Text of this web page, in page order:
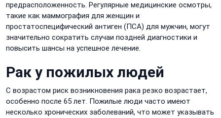
предрасположенность. Регулярные медицинские осмотры,
такие как маммография для женщин и
простатоспецифический антиген (ПСА) для мужчин, могут
значительно сократить случаи поздней диагностики и
повысить шансы на успешное лечение.
Рак у пожилых людей
С возрастом риск возникновения рака резко возрастает,
особенно после 65 лет. Пожилые люди часто имеют
несколько хронических заболеваний, что может указывать